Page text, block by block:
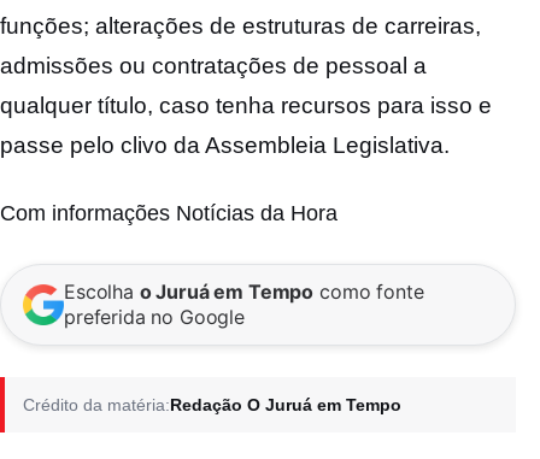
funções; alterações de estruturas de carreiras,
admissões ou contratações de pessoal a
qualquer título, caso tenha recursos para isso e
passe pelo clivo da Assembleia Legislativa.
Com informações Notícias da Hora
Escolha o Juruá em Tempo como fonte
preferida no Google
Crédito da matéria:Redação O Juruá em Tempo